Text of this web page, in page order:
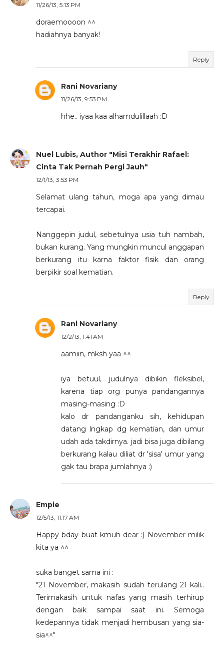
11/26/13, 5:13 PM
doraemoooon ^^
hadiahnya banyak!
Reply
Rani Novariany
11/26/13, 9:53 PM
hhe.. iyaa kaa alhamdulillaah :D
Nuel Lubis, Author "Misi Terakhir Rafael:
Cinta Tak Pernah Pergi Jauh"
12/1/13, 3:53 PM
Selamat ulang tahun, moga apa yang dimau
tercapai.
Nanggepin judul, sebetulnya usia tuh nambah,
bukan kurang. Yang mungkin muncul anggapan
berkurang itu karna faktor fisik dan orang
berpikir soal kematian.
Reply
Rani Novariany
12/2/13, 1:41 AM
aamiin, mksh yaa ^^
iya betuul, judulnya dibikin fleksibel,
karena tiap org punya pandangannya
masing-masing :D
kalo dr pandanganku sih, kehidupan
datang lngkap dg kematian, dan umur
udah ada takdirnya. jadi bisa juga dibilang
berkurang kalau diliat dr 'sisa' umur yang
gak tau brapa jumlahnya :)
Empie
12/5/13, 11:17 AM
Happy bday buat kmuh dear :) November milik
kita ya ^^
suka banget sama ini :
"21 November, makasih sudah terulang 21 kali..
Terimakasih untuk nafas yang masih terhirup
dengan baik sampai saat ini. Semoga
kedepannya tidak menjadi hembusan yang sia-
sia^^"